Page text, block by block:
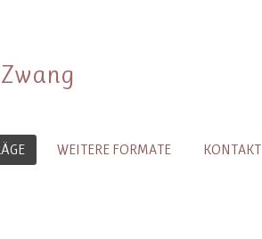
WEITERE FORMATE KONTAKT